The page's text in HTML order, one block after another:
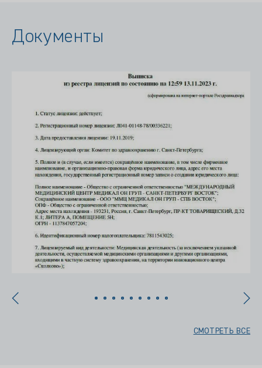
Документы
СМОТРЕТЬ ВСЕ